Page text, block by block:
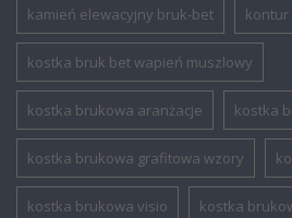
kamień elewacyjny bruk-bet kontur
kostka bruk bet wapień muszlowy
kostka brukowa aranżacje kostka
kostka brukowa grafitowa wzory
kostka brukowa visio kostka